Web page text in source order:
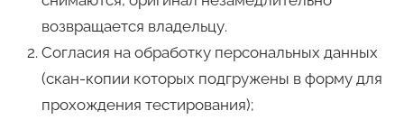
возвращается владельцу.
Согласия на обработку персональных данных
(скан-копии которых подгружены в форму для
прохождения тестирования);